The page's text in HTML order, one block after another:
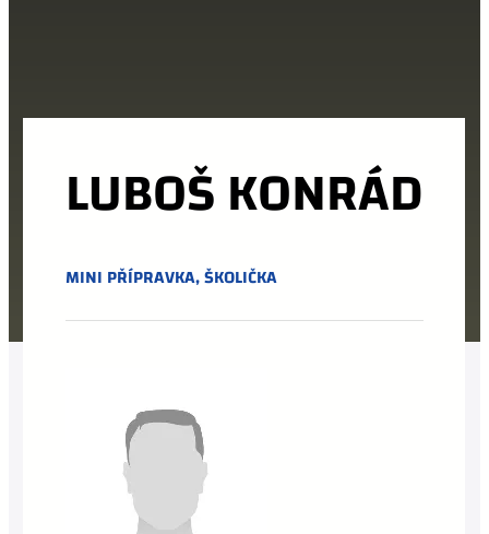
LUBOŠ KONRÁD
MINI PŘÍPRAVKA,ŠKOLIČKA